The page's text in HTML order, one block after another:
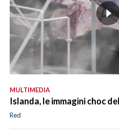
MULTIMEDIA
Islanda, le immagini choc
Red